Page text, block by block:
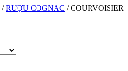
/ RƯỢU COGNAC /COURVOISIER